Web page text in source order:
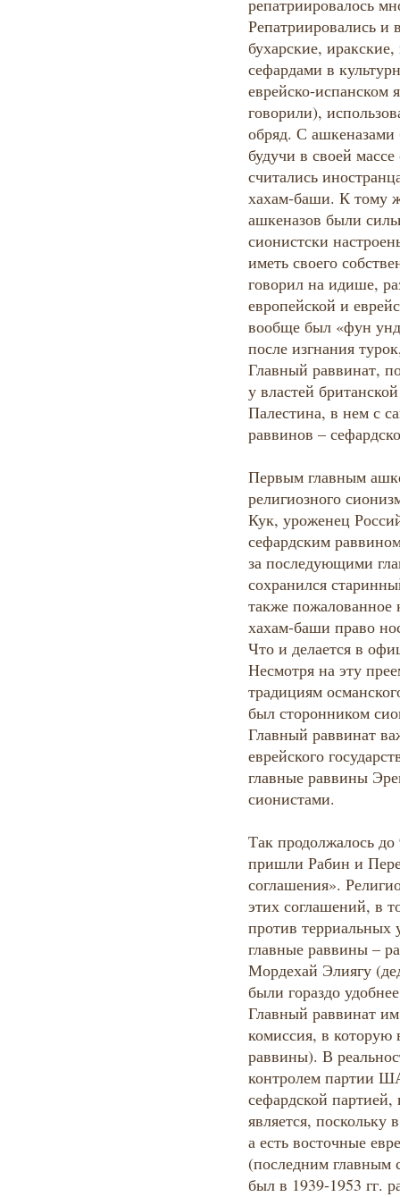
репатриировалось
Репатриировались и
бухарские,
сефардами в
еврейско-испанском
говорили),
обряд. С
будучи в своей
считались
хахам-баши. К тому
ашкеназов были
сионистски
иметь своего
говорил на идише,
европейской и
вообще был «фун
после изгнания
Главный раввинат,
у властей
Палестина, в нем с
раввинов –
Первым главным
религиозного
Кук, уроженец
сефардским
за последующими
сохранился
также пожалованное
хахам-баши право
Что и делается в
Несмотря на эту
традициям
был сторонником
Главный раввинат
еврейского
главные раввины
сионистами.
Так продолжалось до
пришли Рабин и
соглашения».
этих соглашений, в
против терриальных
главные раввины –
Мордехай Элиягу
были гораздо
Главный раввинат
комиссия, в которую
раввины). В
контролем партии
сефардской партией,
является, поскольку
а есть восточные
(последним главным
был в 1939-1953 гг.